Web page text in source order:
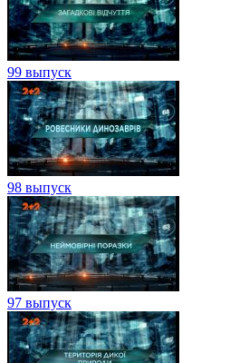
99 выпуск
98 выпуск
97 выпуск